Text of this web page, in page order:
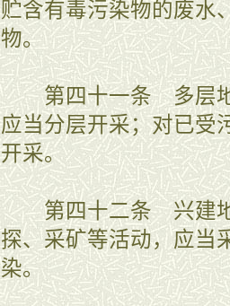
贮含有毒污染物的废水
物。
第四十一条 多层地
应当分层开采；对已受
开采。
第四十二条 兴建地
探、采矿等活动，应当
染。